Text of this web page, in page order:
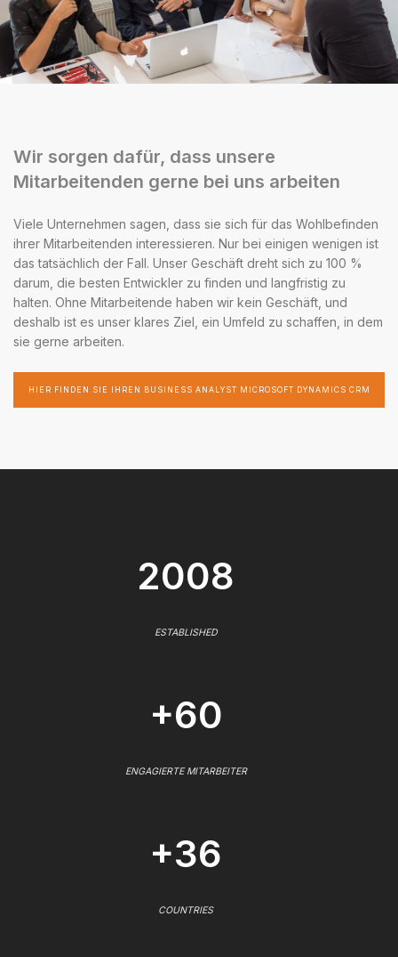
Wir sorgen dafür, dass unsere
Mitarbeitenden gerne bei uns arbeiten
Viele Unternehmen sagen, dass sie sich für das Wohlbefinden
ihrer Mitarbeitenden interessieren. Nur bei einigen wenigen ist
das tatsächlich der Fall. Unser Geschäft dreht sich zu 100 %
darum, die besten Entwickler zu finden und langfristig zu
halten. Ohne Mitarbeitende haben wir kein Geschäft, und
deshalb ist es unser klares Ziel, ein Umfeld zu schaffen, in dem
sie gerne arbeiten.
HIER FINDEN SIE IHREN BUSINESS ANALYST MICROSOFT DYNAMICS CRM
2008
ESTABLISHED
+60
ENGAGIERTE MITARBEITER
+36
COUNTRIES